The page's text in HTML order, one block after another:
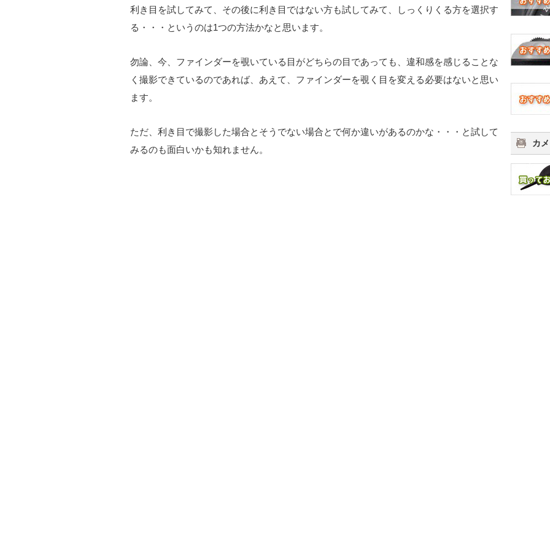
利き目を試してみて、その後に利き目ではない方も試してみて、しっくりくる方を選択す
る・・・というのは1つの方法かなと思います。
勿論、今、ファインダーを覗いている目がどちらの目であっても、違和感を感じることな
く撮影できているのであれば、あえて、ファインダーを覗く目を変える必要はないと思い
ます。
ただ、利き目で撮影した場合とそうでない場合とで何か違いがあるのかな・・・と試して
みるのも面白いかも知れません。
カ